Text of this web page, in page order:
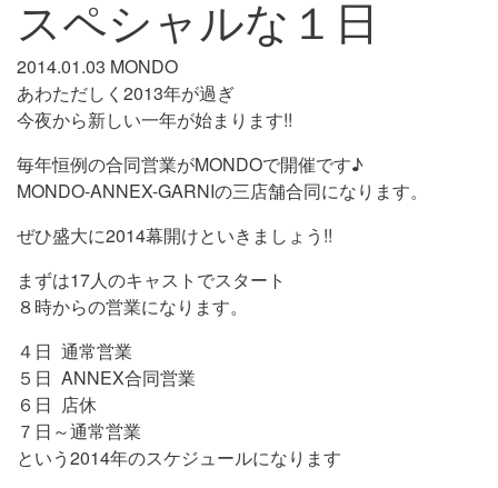
スペシャルな１日
2014.01.03 MONDO
あわただしく2013年が過ぎ
今夜から新しい一年が始まります!!
毎年恒例の合同営業がMONDOで開催です♪
MONDO-ANNEX-GARNIの三店舗合同になります。
ぜひ盛大に2014幕開けといきましょう!!
まずは17人のキャストでスタート
８時からの営業になります。
４日 通常営業
５日 ANNEX合同営業
６日 店休
７日～通常営業
という2014年のスケジュールになります